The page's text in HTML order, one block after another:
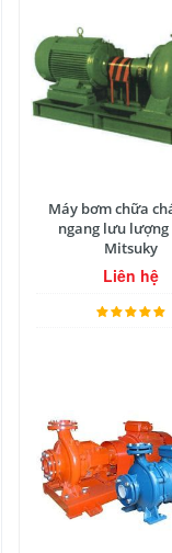
Máy bơm chữa
ngang lưu lượng
Mitsuky
Liên hệ